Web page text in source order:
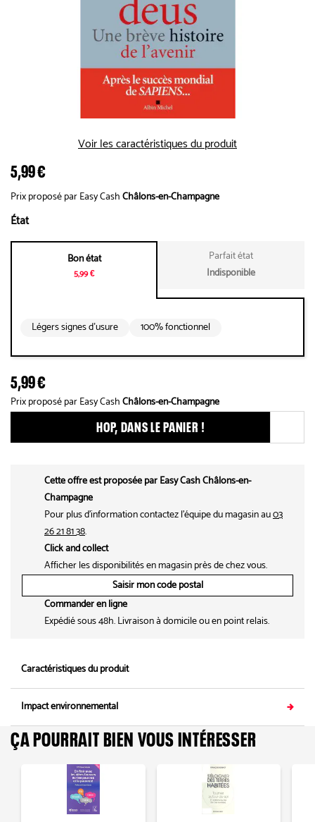
Voir les caractéristiques du produit
5,99 €
Prix proposé par Easy CashChâlons-en-Champagne
État
Bon état
5,99 €
Parfait état
Indisponible
Légers signes d’usure 100% fonctionnel
5,99 €
Prix proposé par Easy CashChâlons-en-Champagne
HOP, DANS LE PANIER !
Cette offre est proposée par Easy Cash Châlons-en-
Champagne
Pour plus d'information contactez l'équipe du magasin au03
26 21 81 38.
Click and collect
Afficher les disponibilités en magasin près de chez vous.
Saisir mon code postal
Commander en ligne
Expédié sous 48h. Livraison à domicile ou en point relais.
Caractéristiques du produit
Impact environnemental
ÇA POURRAIT BIEN VOUS INTÉRESSER